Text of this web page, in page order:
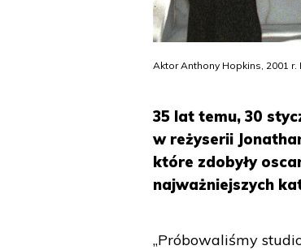
Aktor Anthony Hopkins, 2001 r.
35 lat temu, 30
w reżyserii
które zdobyły
najważniejszych
„Próbowaliśmy